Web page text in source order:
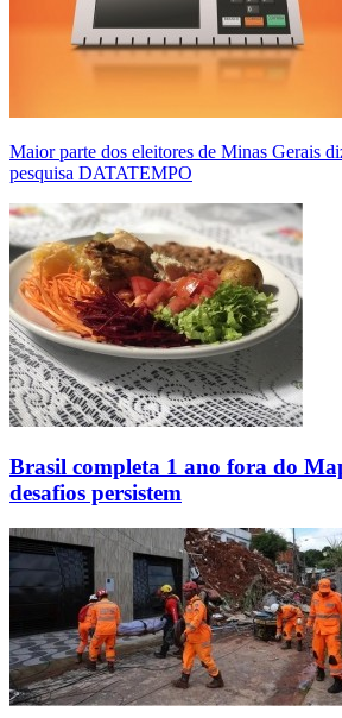
Maior parte dos eleitores de Minas Gerais
pesquisa DATATEMPO
Brasil completa 1 ano fora do
desafios persistem